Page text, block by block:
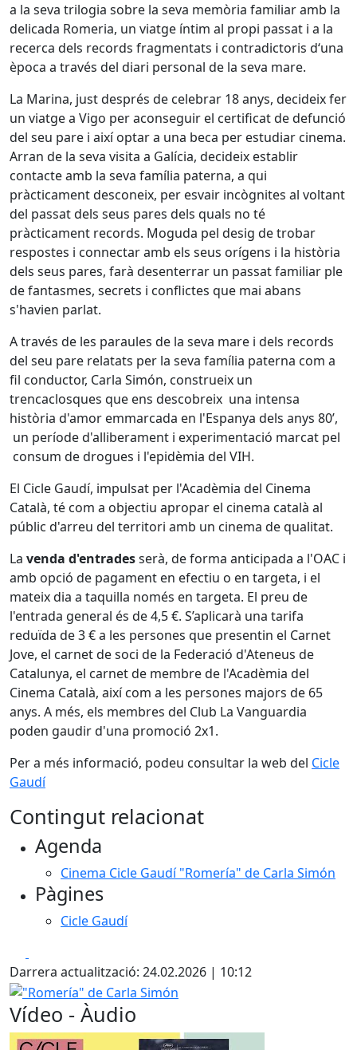
a la seva trilogia sobre la seva memòria familiar amb la
delicada Romeria, un viatge íntim al propi passat i a la
recerca dels records fragmentats i contradictoris d‘una
època a través del diari personal de la seva mare.
La Marina, just després de celebrar 18 anys, decideix fer
un viatge a Vigo per aconseguir el certificat de defunció
del seu pare i així optar a una beca per estudiar cinema.
Arran de la seva visita a Galícia, decideix establir
contacte amb la seva família paterna, a qui
pràcticament desconeix, per esvair incògnites al voltant
del passat dels seus pares dels quals no té
pràcticament records. Moguda pel desig de trobar
respostes i connectar amb els seus orígens i la història
dels seus pares, farà desenterrar un passat familiar ple
de fantasmes, secrets i conflictes que mai abans
s'havien parlat.
A través de les paraules de la seva mare i dels records
del seu pare relatats per la seva família paterna com a
fil conductor, Carla Simón, construeix un
trencaclosques que ens descobreix una intensa
història d'amor emmarcada en l'Espanya dels anys 80’,
un període d'alliberament i experimentació marcat pel
consum de drogues i l'epidèmia del VIH.
El Cicle Gaudí, impulsat per l'Acadèmia del Cinema
Català, té com a objectiu apropar el cinema català al
públic d'arreu del territori amb un cinema de qualitat.
La venda d'entradesserà, de forma anticipada a l'OAC i
amb opció de pagament en efectiu o en targeta, i el
mateix dia a taquilla només en targeta. El preu de
l'entrada general és de 4,5 €. S’aplicarà una tarifa
reduïda de 3 € a les persones que presentin el Carnet
Jove, el carnet de soci de la Federació d'Ateneus de
Catalunya, el carnet de membre de l'Acadèmia del
Cinema Català, així com a les persones majors de 65
anys. A més, els membres del Club La Vanguardia
poden gaudir d'una promoció 2x1.
Per a més informació, podeu consultar la web del Cicle
Gaudí
Contingut relacionat
Agenda
Cinema Cicle Gaudí "Romería" de Carla Simón
Pàgines
Cicle Gaudí
Darrera actualització: 24.02.2026 | 10:12
"Romería" de Carla Simón
Vídeo - Àudio